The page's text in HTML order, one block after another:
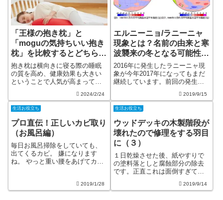
「王様の抱き枕」と
「moguの気持ちいい抱き
枕」を比較するとどちらが
おすすめなのか？
抱き枕は横向きに寝る際の睡眠
の質を高め、健康効果も大きい
ということで人気が高まってい
ば『王様の抱き枕』ですが、
moguの『気持ちいい抱き枕』と
いう商品も人気があります。ど
ちらを選ぶべきか分かりやすく
比較してみまし...
2024/2/24
エルニーニョ/ラニーニャ
現象とは？名前の由来と寒
波襲来の冬となる可能性な
ど
2016年に発生したラニーニャ現
象が今年2017年になってもまだ
継続しています。前回の発生時
ですから５年ぶりの発生です。
ラニーニャ発生の年は異常気象
が心配され夏は暑く冬は寒くな
るといわれています。去年12...
2019/9/15
生活お役立ち
プロ直伝！正しいカビ取り
（お風呂編）
毎日お風呂掃除をしていても、
出てくるカビ。 嫌になります
ね。 やっと重い腰をあげてカビ
そんな経験はありませんか？
「家族みんなが使うのに掃除す
2019/1/28
生活お役立ち
ウッドデッキの木製階段が
壊れたので修理をする羽目
に（３）
１日乾燥させた後、紙やすりで
の塗料落としと腐蝕部分の除去
です。正直これは面倒すぎて嫌
ました。一応、これで防腐剤を
2019/9/14